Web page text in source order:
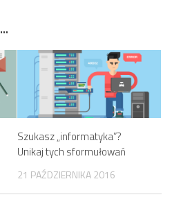
Szukasz „informatyka”?
Unikaj tych sformułowań
21 PAŹDZIERNIKA 2016